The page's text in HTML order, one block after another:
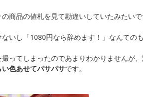
商品の値札を見て勘違いしていたみたい
いし「1080円なら辞めます！」なんての
ってしまったのであまりわかりませんが、
色あせてパサパサです。